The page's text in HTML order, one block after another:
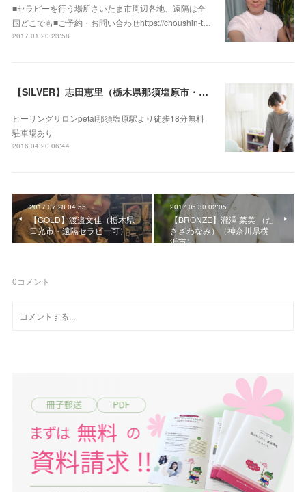
■セラピーを行う場所さいたま市周辺各地、遠隔は全
国どこでも■ご予約・お問い合わせhttps://choushin-t…
2017.01.20 23:58
【SILVER】志田恵里（栃木県那須塩原市・遠隔セラピー可）
ヒーリングサロンpetal那須塩原駅より徒歩18分無料
駐車場あり
2016.04.20 06:44
2017.07.28 04:55
【GOLD】渡邉文佳（栃木県
日光市・遠隔セラピー可）
2017.05.30 02:05
【BRONZE】瀧澤 菜美 （た
きざわなみ）（神奈川県横
浜市）
0コメント